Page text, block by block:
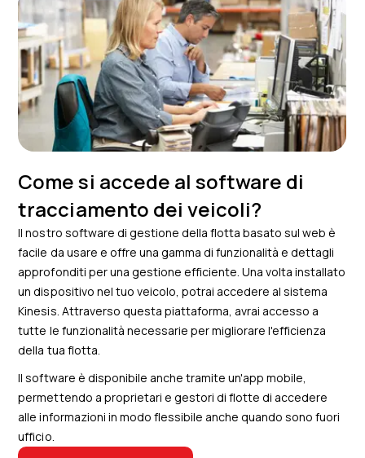
Come si accede al software di
tracciamento dei veicoli?
Il nostro software di gestione della flotta basato sul web è
facile da usare e offre una gamma di funzionalità e dettagli
approfonditi per una gestione efficiente. Una volta installato
un dispositivo nel tuo veicolo, potrai accedere al sistema
Kinesis. Attraverso questa piattaforma, avrai accesso a
tutte le funzionalità necessarie per migliorare l'efficienza
della tua flotta.
Il software è disponibile anche tramite un'app mobile,
permettendo a proprietari e gestori di flotte di accedere
alle informazioni in modo flessibile anche quando sono fuori
ufficio.